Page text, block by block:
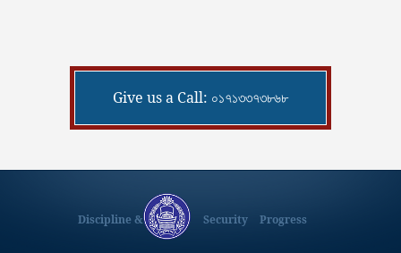
Give us a Call: ০১৭১৩৩৭৩৮৬৮
Discipline & Security Progress